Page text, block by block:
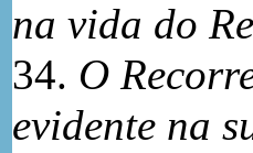
na vida do
34. O
evidente na